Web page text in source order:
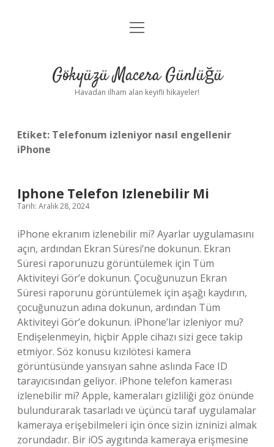
Anasayfa
Yasal Uyarı
menüyü
Gökyüzü Macera Günlüğü
Havadan ilham alan keyifli hikayeler!
Etiket: Telefonum izleniyor nasıl engellenir
iPhone
Iphone Telefon Izlenebilir Mi
Tarih: Aralık 28, 2024
iPhone ekranım izlenebilir mi? Ayarlar uygulamasını
açın, ardından Ekran Süresi’ne dokunun. Ekran
Süresi raporunuzu görüntülemek için Tüm
Aktiviteyi Gör’e dokunun. Çocuğunuzun Ekran
Süresi raporunu görüntülemek için aşağı kaydırın,
çocuğunuzun adına dokunun, ardından Tüm
Aktiviteyi Gör’e dokunun. iPhone’lar izleniyor mu?
Endişelenmeyin, hiçbir Apple cihazı sizi gece takip
etmiyor. Söz konusu kızılötesi kamera
görüntüsünde yansıyan sahne aslında Face ID
tarayıcısından geliyor. iPhone telefon kamerası
izlenebilir mi? Apple, kameraları gizliliği göz önünde
bulundurarak tasarladı ve üçüncü taraf uygulamalar
kameraya erişebilmeleri için önce sizin izninizi almak
zorundadır. Bir iOS aygıtında kameraya erişmesine